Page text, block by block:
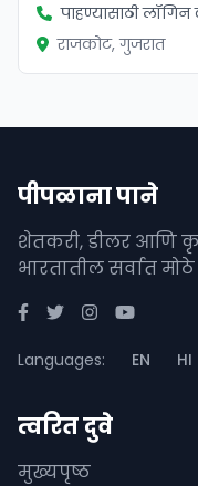
पाहण्यासाठी लॉगिन
राजकोट, गुजरात
पीपळाना पाने
शेतकरी, डीलर आणि
भारतातील सर्वात
Languages: EN HI
त्वरित दुवे
मुख्यपृष्ठ